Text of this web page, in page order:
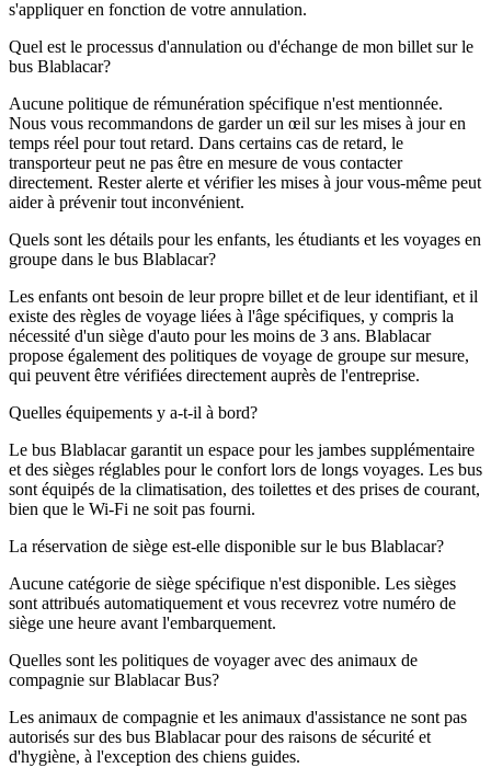
s'appliquer en fonction de votre annulation.
Quel est le processus d'annulation ou d'échange de mon billet sur le
bus Blablacar?
Aucune politique de rémunération spécifique n'est mentionnée.
Nous vous recommandons de garder un œil sur les mises à jour en
temps réel pour tout retard. Dans certains cas de retard, le
transporteur peut ne pas être en mesure de vous contacter
directement. Rester alerte et vérifier les mises à jour vous-même peut
aider à prévenir tout inconvénient.
Quels sont les détails pour les enfants, les étudiants et les voyages en
groupe dans le bus Blablacar?
Les enfants ont besoin de leur propre billet et de leur identifiant, et il
existe des règles de voyage liées à l'âge spécifiques, y compris la
nécessité d'un siège d'auto pour les moins de 3 ans. Blablacar
propose également des politiques de voyage de groupe sur mesure,
qui peuvent être vérifiées directement auprès de l'entreprise.
Quelles équipements y a-t-il à bord?
Le bus Blablacar garantit un espace pour les jambes supplémentaire
et des sièges réglables pour le confort lors de longs voyages. Les bus
sont équipés de la climatisation, des toilettes et des prises de courant,
bien que le Wi-Fi ne soit pas fourni.
La réservation de siège est-elle disponible sur le bus Blablacar?
Aucune catégorie de siège spécifique n'est disponible. Les sièges
sont attribués automatiquement et vous recevrez votre numéro de
siège une heure avant l'embarquement.
Quelles sont les politiques de voyager avec des animaux de
compagnie sur Blablacar Bus?
Les animaux de compagnie et les animaux d'assistance ne sont pas
autorisés sur des bus Blablacar pour des raisons de sécurité et
d'hygiène, à l'exception des chiens guides.